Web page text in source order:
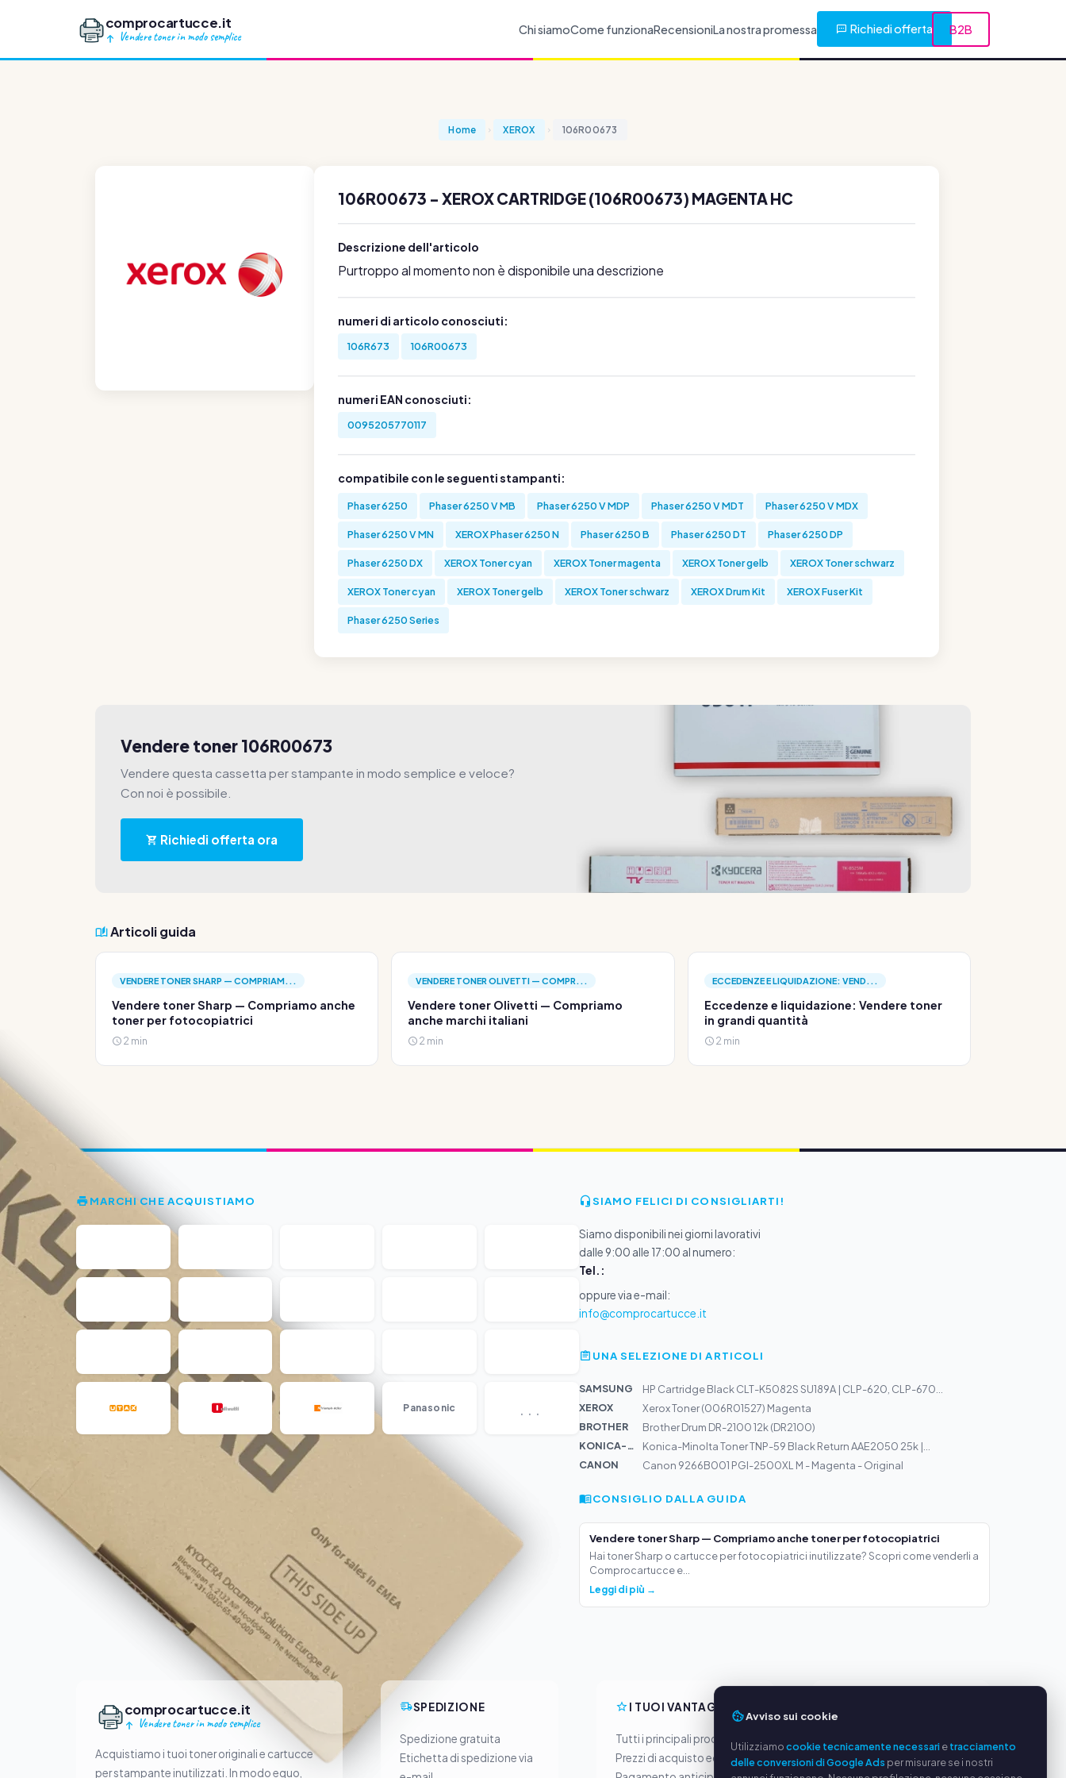
comprocartucce.it
Vendere toner in modo semplice
Chi siamoCome funzionaRecensioniLa nostra promessa Richiedi offerta B2B
Home XEROX 106R00673
106R00673 - XEROX CARTRIDGE (106R00673) MAGENTA HC
Descrizione dell'articolo
Purtroppo al momento non è disponibile una descrizione
numeri di articolo conosciuti:
106R673 106R00673
numeri EAN conosciuti:
0095205770117
compatibile con le seguenti stampanti:
Phaser 6250 Phaser 6250 V MB Phaser 6250 V MDP Phaser 6250 V MDT Phaser 6250 V MDX
Phaser 6250 V MN XEROX Phaser 6250 N Phaser 6250 B Phaser 6250 DT Phaser 6250 DP
Phaser 6250 DX XEROX Toner cyan XEROX Toner magenta XEROX Toner gelb XEROX Toner schwarz
XEROX Toner cyan XEROX Toner gelb XEROX Toner schwarz XEROX Drum Kit XEROX Fuser Kit
Phaser 6250 Series
Vendere toner 106R00673
Vendere questa cassetta per stampante in modo semplice e veloce?
Con noi è possibile.
Richiedi offerta ora
Articoli guida
VENDERE TONER SHARP — COMPRIAM...
Vendere toner Sharp — Compriamo anche
toner per fotocopiatrici
2 min
VENDERE TONER OLIVETTI — COMPR...
Vendere toner Olivetti — Compriamo
anche marchi italiani
2 min
ECCEDENZE E LIQUIDAZIONE: VEND...
Eccedenze e liquidazione: Vendere toner
in grandi quantità
2 min
MARCHI CHE ACQUISTIAMO
Panasonic ...
SIAMO FELICI DI CONSIGLIARTI!
Siamo disponibili nei giorni lavorativi
dalle 9:00 alle 17:00 al numero:
Tel.:
oppure via e-mail:
info@comprocartucce.it
UNA SELEZIONE DI ARTICOLI
SAMSUNG
HP Cartridge Black CLT-K5082S SU189A | CLP-620, CLP-670...
XEROX
Xerox Toner (006R01527) Magenta
BROTHER
Brother Drum DR-2100 12k (DR2100)
KONICA-MIN...
Konica-Minolta Toner TNP-59 Black Return AAE2050 25k |...
CANON
Canon 9266B001 PGI-2500XL M - Magenta - Original
CONSIGLIO DALLA GUIDA
Vendere toner Sharp — Compriamo anche toner per fotocopiatrici
Hai toner Sharp o cartucce per fotocopiatrici inutilizzate? Scopri come venderli a
Comprocartucce e...
Leggi di più →
comprocartucce.it
Vendere toner in modo semplice
Acquistiamo i tuoi toner originali e cartucce
per stampante inutilizzati. In modo equo,
SPEDIZIONE
Spedizione gratuita
Etichetta di spedizione via
I TUOI VANTAGGI
Tutti i principali produttori
Prezzi di acquisto equi
Informativa sulla privacy
Avviso sui cookie
Utilizziamocookie tecnicamente necessarietracciamento
delle conversioni di Google Ads per misurare se i nostri